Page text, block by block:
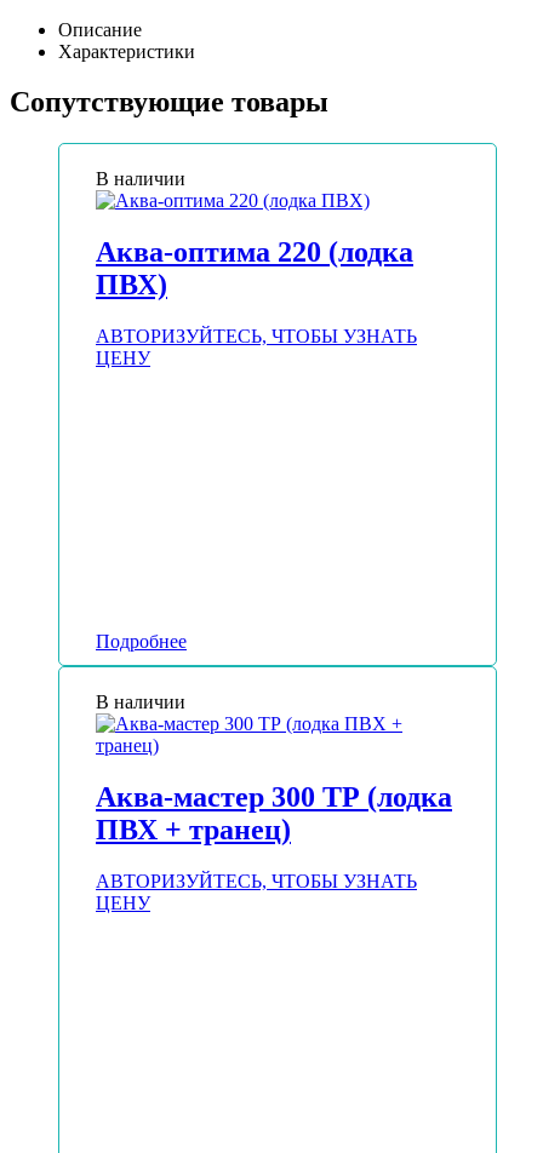
Описание
Характеристики
Сопутствующие товары
В наличии
Аква-оптима 220 (лодка
ПВХ)
АВТОРИЗУЙТЕСЬ, ЧТОБЫ УЗНАТЬ
ЦЕНУ
Подробнее
В наличии
Аква-мастер 300 ТР (лодка
ПВХ + транец)
АВТОРИЗУЙТЕСЬ, ЧТОБЫ УЗНАТЬ
ЦЕНУ